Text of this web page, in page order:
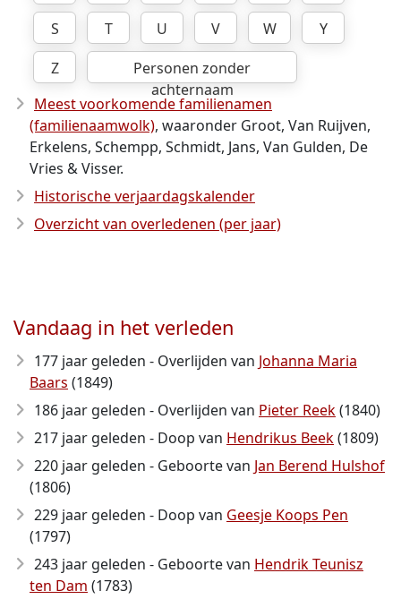
S
T U V W
Y
Z
Personen zonder
achternaam
Meest voorkomende familienamen
(familienaamwolk), waaronder Groot, Van Ruijven,
Erkelens, Schempp, Schmidt, Jans, Van Gulden, De
Vries & Visser.
Historische verjaardagskalender
Overzicht van overledenen (per jaar)
Vandaag in het verleden
177 jaar geleden - Overlijden van Johanna Maria
Baars (1849)
186 jaar geleden - Overlijden van Pieter Reek(1840)
217 jaar geleden - Doop van Hendrikus Beek(1809)
220 jaar geleden - Geboorte van Jan Berend Hulshof
(1806)
229 jaar geleden - Doop van Geesje Koops Pen
(1797)
243 jaar geleden - Geboorte van Hendrik Teunisz
ten Dam (1783)